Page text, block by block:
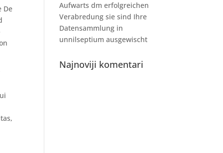
De
Aufwarts dm erfolgreichen
Verabredung sie sind Ihre
Datensammlung in
unnilseptium ausgewischt
Najnoviji komentari